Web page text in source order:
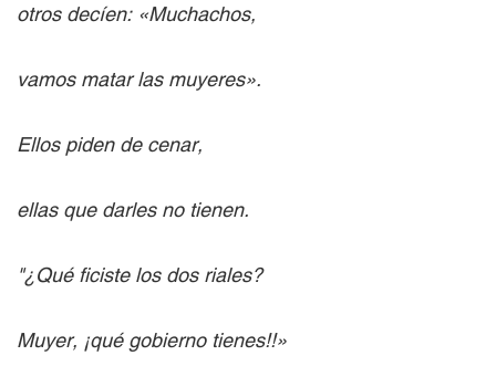
otros decíen: «Muchachos,
vamos matar las muyeres».
Ellos piden de cenar,
ellas que darles no tienen.
"¿Qué ficiste los dos riales?
Muyer, ¡qué gobierno tienes!!»